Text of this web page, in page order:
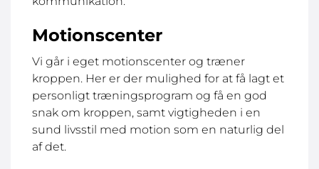
Motionscenter
Vi går i eget motionscenter og træner
kroppen. Her er der mulighed for at få lagt et
personligt træningsprogram og få en god
snak om kroppen, samt vigtigheden i en
sund livsstil med motion som en naturlig del
af det.